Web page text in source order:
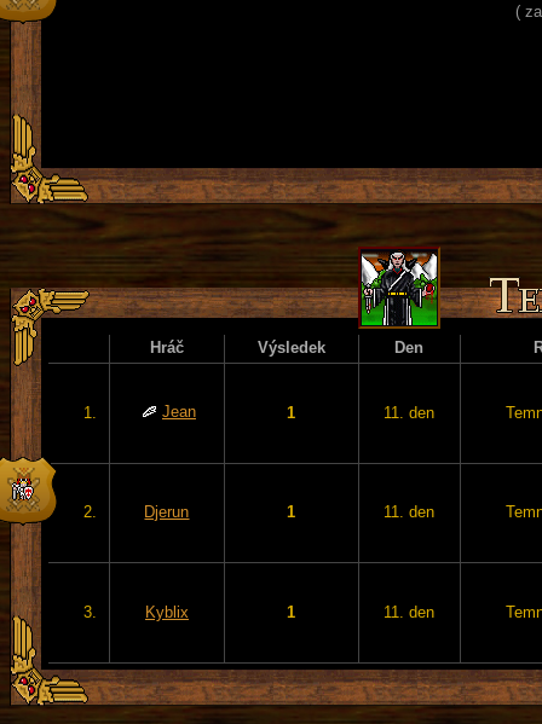
(
Hráč Výsledek Den
1. Jean 1 11. den
2. Djerun 1 11. den
3. Kyblix 1 11. den